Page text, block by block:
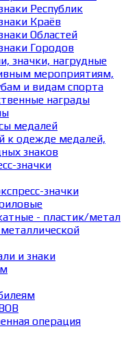
Республик
Краёв
Областей
Городов
значки, нагрудные
мероприятиям,
и видам спорта
награды
медалей
к одежде медалей,
знаков
значки
значки
- пластик/метал
и знаки
операция